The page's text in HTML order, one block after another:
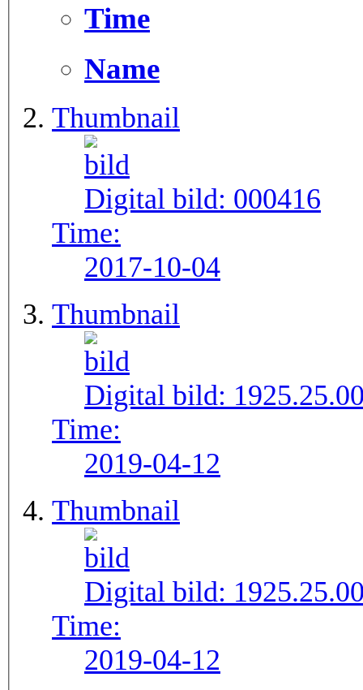
Time
Name
Thumbnail
Digital bild: 000416
Time:
2017-10-04
Thumbnail
Digital bild:
Time:
2019-04-12
Thumbnail
Digital bild:
Time:
2019-04-12